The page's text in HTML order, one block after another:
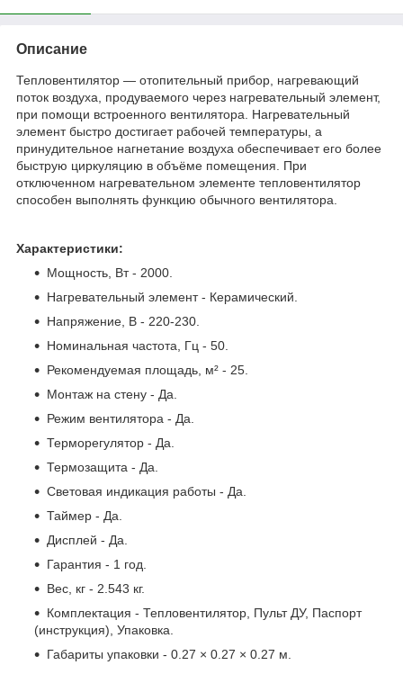
Описание
Тепловентилятор — отопительный прибор, нагревающий
поток воздуха, продуваемого через нагревательный элемент,
при помощи встроенного вентилятора. Нагревательный
элемент быстро достигает рабочей температуры, а
принудительное нагнетание воздуха обеспечивает его более
быструю циркуляцию в объёме помещения. При
отключенном нагревательном элементе тепловентилятор
способен выполнять функцию обычного вентилятора.
Характеристики:
Мощность, Вт - 2000.
Нагревательный элемент - Керамический.
Напряжение, В - 220-230.
Номинальная частота, Гц - 50.
Рекомендуемая площадь, м² - 25.
Монтаж на стену - Да.
Режим вентилятора - Да.
Терморегулятор - Да.
Термозащита - Да.
Световая индикация работы - Да.
Таймер - Да.
Дисплей - Да.
Гарантия - 1 год.
Вес, кг - 2.543 кг.
Комплектация - Тепловентилятор, Пульт ДУ, Паспорт
(инструкция), Упаковка.
Габариты упаковки - 0.27 × 0.27 × 0.27 м.